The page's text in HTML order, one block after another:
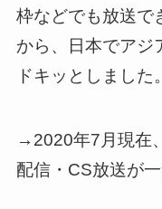
枠などでも放送で
から、日本でアジ
ドキッとしました。
→ 2020年7月現在
配信・CS放送が